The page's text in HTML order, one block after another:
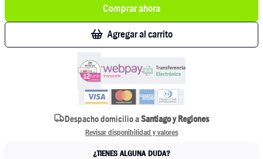
Comprar ahora
Agregar al carrito
Despacho domicilio aSantiago y Regiones
Revisar disponibilidad y valores
¿TIENES ALGUNA DUDA?